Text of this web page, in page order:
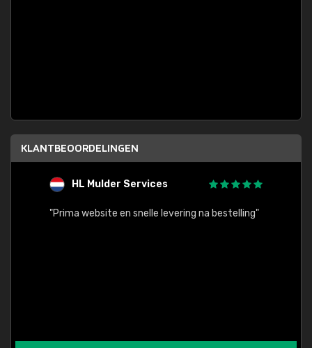
KLANTBEOORDELINGEN
HL Mulder Services
"Prima website en snelle levering na bestelling"